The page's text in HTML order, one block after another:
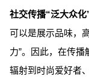
社交传播“泛大众化
可以是展示品味，
力”。因此，在传
辐射到时尚爱好者